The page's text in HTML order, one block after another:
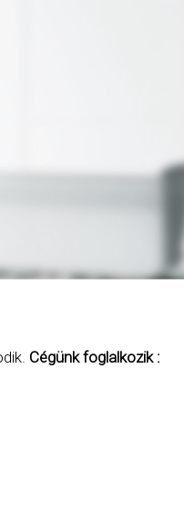
Cégünk foglalkozik :